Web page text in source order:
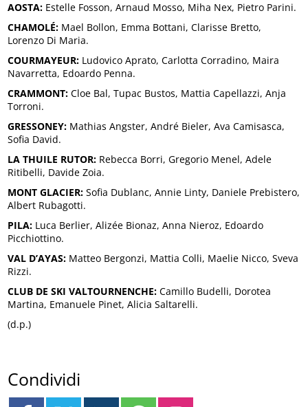
AOSTA: Estelle Fosson, Arnaud Mosso, Miha Nex, Pietro Parini.
CHAMOLÉ: Mael Bollon, Emma Bottani, Clarisse Bretto,
Lorenzo Di Maria.
COURMAYEUR: Ludovico Aprato, Carlotta Corradino, Maira
Navarretta, Edoardo Penna.
CRAMMONT: Cloe Bal, Tupac Bustos, Mattia Capellazzi, Anja
Torroni.
GRESSONEY: Mathias Angster, André Bieler, Ava Camisasca,
Sofia David.
LA THUILE RUTOR: Rebecca Borri, Gregorio Menel, Adele
Ritibelli, Davide Zoia.
MONT GLACIER: Sofia Dublanc, Annie Linty, Daniele Prebistero,
Albert Rubagotti.
PILA: Luca Berlier, Alizée Bionaz, Anna Nieroz, Edoardo
Picchiottino.
VAL D’AYAS: Matteo Bergonzi, Mattia Colli, Maelie Nicco, Sveva
Rizzi.
CLUB DE SKI VALTOURNENCHE: Camillo Budelli, Dorotea
Martina, Emanuele Pinet, Alicia Saltarelli.
(d.p.)
Condividi